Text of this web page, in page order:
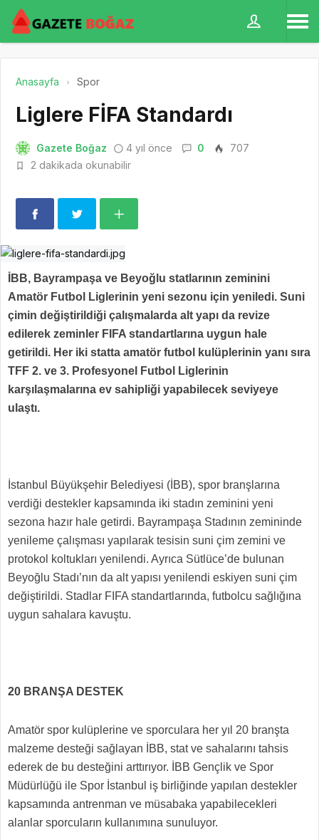
Anasayfa Spor
Liglere FİFA Standardı
Gazete Boğaz 4 yıl önce 0
707
2 dakikada okunabilir
İBB, Bayrampaşa ve Beyoğlu statlarının zeminini
Amatör Futbol Liglerinin yeni sezonu için yeniledi. Suni
çimin değiştirildiği çalışmalarda alt yapı da revize
edilerek zeminler FIFA standartlarına uygun hale
getirildi. Her iki statta amatör futbol kulüplerinin yanı sıra
TFF 2. ve 3. Profesyonel Futbol Liglerinin
karşılaşmalarına ev sahipliği yapabilecek seviyeye
ulaştı.
İstanbul Büyükşehir Belediyesi (İBB), spor branşlarına
verdiği destekler kapsamında iki stadın zeminini yeni
sezona hazır hale getirdi. Bayrampaşa Stadının zemininde
yenileme çalışması yapılarak tesisin suni çim zemini ve
protokol koltukları yenilendi. Ayrıca Sütlüce’de bulunan
Beyoğlu Stadı’nın da alt yapısı yenilendi eskiyen suni çim
değiştirildi. Stadlar FIFA standartlarında, futbolcu sağlığına
uygun sahalara kavuştu.
20 BRANŞA DESTEK
Amatör spor kulüplerine ve sporculara her yıl 20 branşta
malzeme desteği sağlayan İBB, stat ve sahalarını tahsis
ederek de bu desteğini arttırıyor. İBB Gençlik ve Spor
Müdürlüğü ile Spor İstanbul iş birliğinde yapılan destekler
kapsamında antrenman ve müsabaka yapabilecekleri
alanlar sporcuların kullanımına sunuluyor.